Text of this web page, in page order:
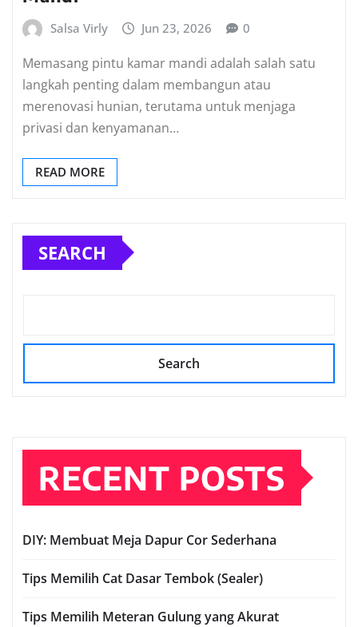
Salsa Virly Jun 23, 2026 0
Memasang pintu kamar mandi adalah salah satu
langkah penting dalam membangun atau
merenovasi hunian, terutama untuk menjaga
privasi dan kenyamanan…
READ MORE
SEARCH
Search
RECENT POSTS
DIY: Membuat Meja Dapur Cor Sederhana
Tips Memilih Cat Dasar Tembok (Sealer)
Tips Memilih Meteran Gulung yang Akurat